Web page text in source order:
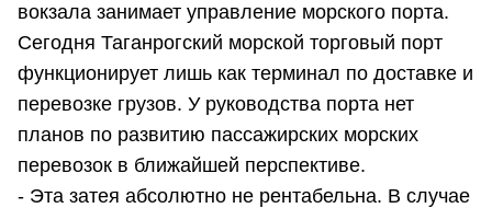
вокзала занимает управление морского порта.
Сегодня Таганрогский морской торговый порт
функционирует лишь как терминал по доставке и
перевозке грузов. У руководства порта нет
планов по развитию пассажирских морских
перевозок в ближайшей перспективе.
- Эта затея абсолютно не рентабельна. В случае